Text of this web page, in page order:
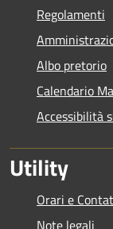
Regolamenti
Albo pretorio
Calendario
Accessibilità
Utility
Orari e